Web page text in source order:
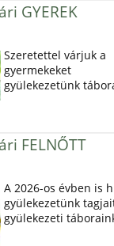
GYEREK
Szeretettel várjuk a
gyermekeket
gyülekezetünk
FELNŐTT
A 2026-os évben is
gyülekezetünk
gyülekezeti